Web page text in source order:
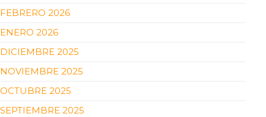
FEBRERO 2026
ENERO 2026
DICIEMBRE 2025
NOVIEMBRE 2025
OCTUBRE 2025
SEPTIEMBRE 2025